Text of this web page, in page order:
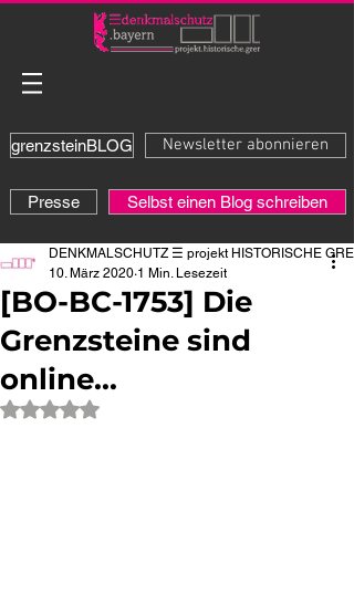
grenzsteinBLOG
Presse
Newsletter abonnieren
Selbst einen Blog schreiben
[BO-BC-1753] Die
Grenzsteine sind
online...
DENKMALSCHUTZ ☰ projekt HISTORISCHE
10. März 2020 1 Min. Lesezeit
Mit NaN von 5 Sternen bewertet.